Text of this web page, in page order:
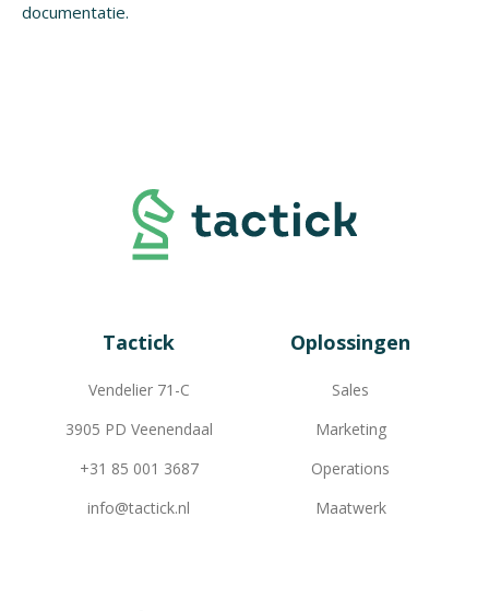
documentatie.
Tactick
Vendelier 71-C
3905 PD Veenendaal
+31 85 001 3687
info@tactick.nl
Oplossingen
Sales
Marketing
Operations
Maatwerk